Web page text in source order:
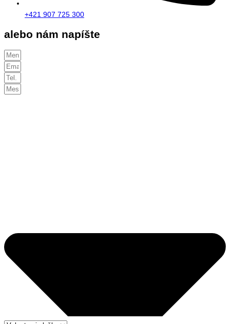
+421 907 725 300
alebo nám napíšte